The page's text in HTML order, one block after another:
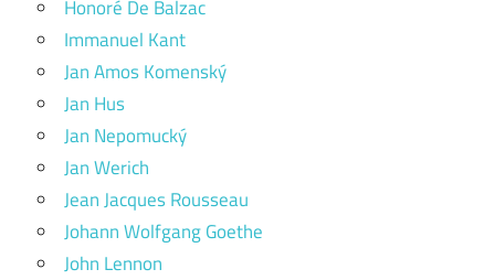
Honoré De Balzac
Immanuel Kant
Jan Amos Komenský
Jan Hus
Jan Nepomucký
Jan Werich
Jean Jacques Rousseau
Johann Wolfgang Goethe
John Lennon